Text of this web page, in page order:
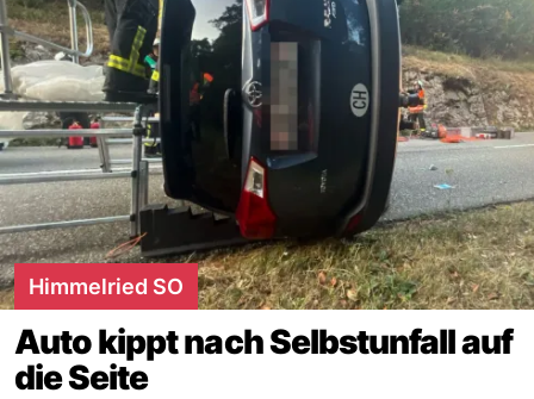
Himmelried SO
Auto kippt nach Selbstunfall auf
die Seite